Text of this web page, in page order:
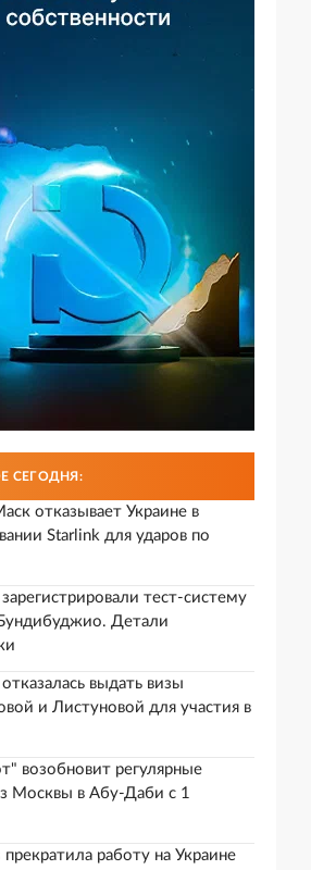
СЕГОДНЯ:
отказывает Украине в
Starlink для ударов по
тест-систему
Детали
выдать визы
и Листуновой для участия в
возобновит регулярные
Москвы в Абу-Даби с 1
прекратила работу на Украине